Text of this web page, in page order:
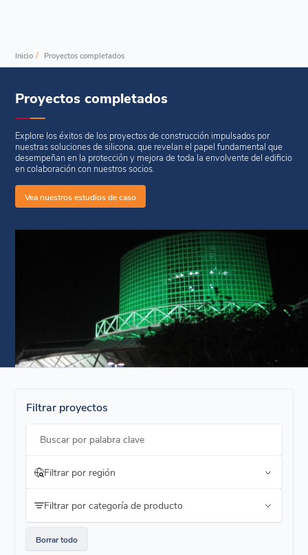
Inicio / Proyectos completados
Proyectos completados
Explore los éxitos de los proyectos de construcción impulsados por
nuestras soluciones de silicona, que revelan el papel fundamental que
desempeñan en la protección y mejora de toda la envolvente del edificio
en colaboración con nuestros socios.
Vea nuestros estudios de caso
Filtrar proyectos
Buscar por palabra clave
Filtrar por región
Filtrar por categoría de producto
Borrar todo